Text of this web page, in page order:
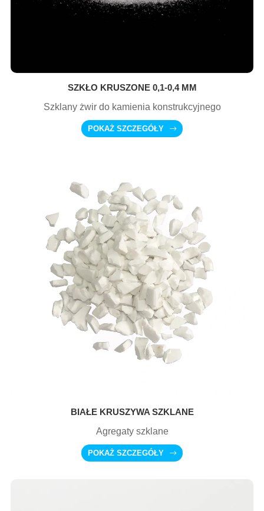
SZKŁO KRUSZONE 0,1-0,4 MM
Szklany żwir do kamienia konstrukcyjnego
POKAŻ SZCZEGÓŁY
BIAŁE KRUSZYWA SZKLANE
Agregaty szklane
POKAŻ SZCZEGÓŁY